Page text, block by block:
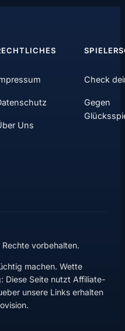
Uns
Check
Gegen
vorbehalten.
machen. Wette
Diese Seite nutzt Affiliate-
unsere Links erhalten